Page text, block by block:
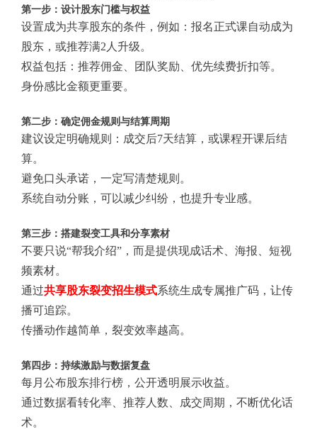
第一步：设计股东门槛与权益
设置成为共享股东的条件，例如：报名正式课自动成为
股东，或推荐满2人升级。
权益包括：推荐佣金、团队奖励、优先续费折扣等。
身份感比金额更重要。
第二步：确定佣金规则与结算周期
建议设定明确规则：成交后7天结算，或课程开课后结
算。
避免口头承诺，一定写清楚规则。
系统自动分账，可以减少纠纷，也提升专业感。
第三步：搭建裂变工具和分享素材
不要只说“帮我介绍”，而是提供现成话术、海报、短视
频素材。
通过共享股东裂变招生模式系统生成专属推广码，让传
播可追踪。
传播动作越简单，裂变效率越高。
第四步：持续激励与数据复盘
每月公布股东排行榜，公开透明展示收益。
通过数据看转化率、推荐人数、成交周期，不断优化话
术。